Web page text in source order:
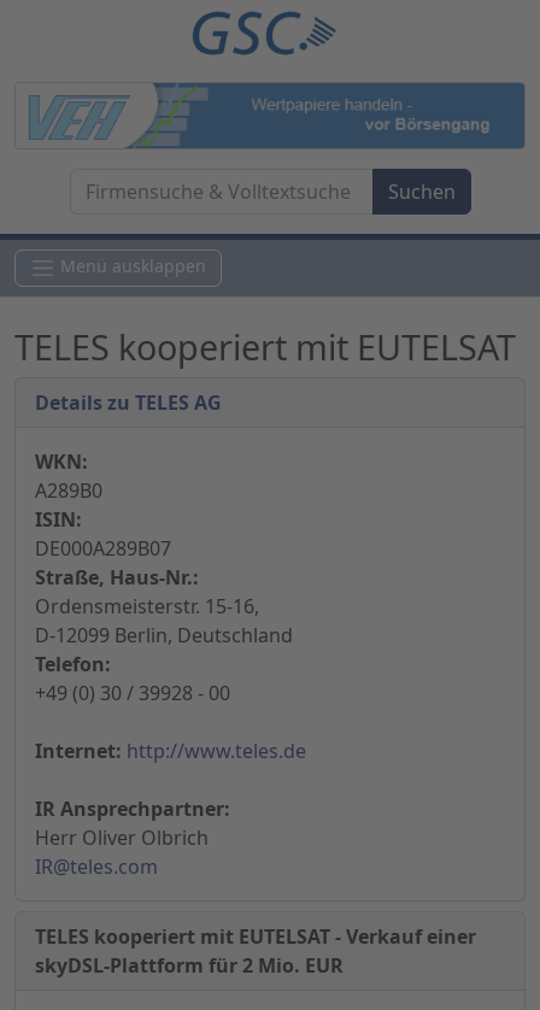
Menü ausklappen
TELES kooperiert mit EUTELSAT
Details zu TELES AG
WKN:
A289B0
ISIN:
DE000A289B07
Straße, Haus-Nr.:
Ordensmeisterstr. 15-16,
D-12099 Berlin, Deutschland
Telefon:
+49 (0) 30 / 39928 - 00
Internet: http://www.teles.de
IR Ansprechpartner:
Herr Oliver Olbrich
IR@teles.com
TELES kooperiert mit EUTELSAT - Verkauf einer
skyDSL-Plattform für 2 Mio. EUR